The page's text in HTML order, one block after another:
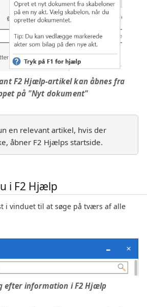
F2 Hjælp-artikel kan åbnes fra
på "Nyt dokument"
en relevant artikel, hvis der
åbner F2 Hjælps startside.
i F2 Hjælp
i vinduet til at søge på tværs af alle
efter information i F2 Hjælp